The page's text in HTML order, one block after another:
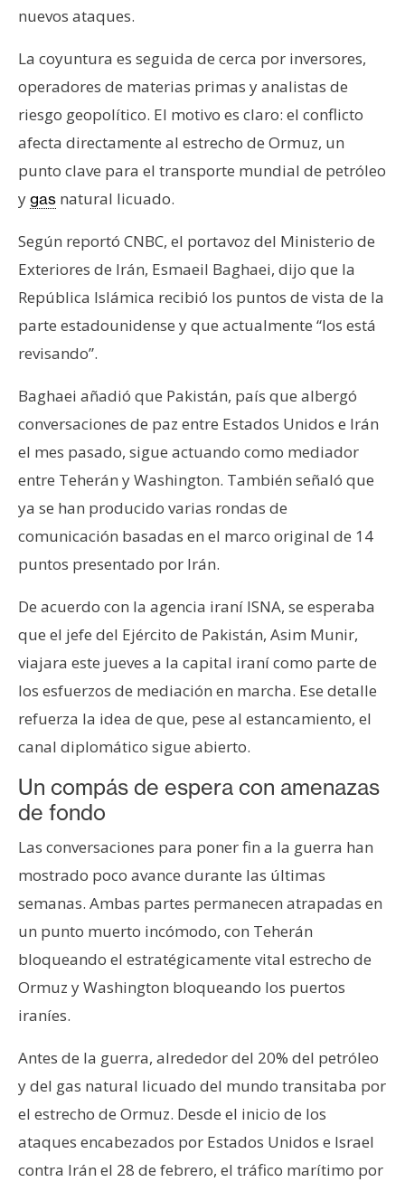
a
o
y
P
u
l
c
i
d
a
nuevos ataques.
La coyuntura es seguida de cerca por inversores,
operadores de materias primas y analistas de
riesgo geopolítico. El motivo es claro: el conflicto
afecta directamente al estrecho de Ormuz, un
punto clave para el transporte mundial de petróleo
ygas natural licuado.
Según reportó CNBC, el portavoz del Ministerio de
Exteriores de Irán, Esmaeil Baghaei, dijo que la
República Islámica recibió los puntos de vista de la
parte estadounidense y que actualmente “los está
revisando”.
Baghaei añadió que Pakistán, país que albergó
conversaciones de paz entre Estados Unidos e Irán
el mes pasado, sigue actuando como mediador
entre Teherán y Washington. También señaló que
ya se han producido varias rondas de
comunicación basadas en el marco original de 14
puntos presentado por Irán.
De acuerdo con la agencia iraní ISNA, se esperaba
que el jefe del Ejército de Pakistán, Asim Munir,
viajara este jueves a la capital iraní como parte de
los esfuerzos de mediación en marcha. Ese detalle
refuerza la idea de que, pese al estancamiento, el
canal diplomático sigue abierto.
Un compás de espera con amenazas
de fondo
Las conversaciones para poner fin a la guerra han
mostrado poco avance durante las últimas
semanas. Ambas partes permanecen atrapadas en
un punto muerto incómodo, con Teherán
bloqueando el estratégicamente vital estrecho de
Ormuz y Washington bloqueando los puertos
iraníes.
Antes de la guerra, alrededor del 20% del petróleo
y del gas natural licuado del mundo transitaba por
el estrecho de Ormuz. Desde el inicio de los
ataques encabezados por Estados Unidos e Israel
contra Irán el 28 de febrero, el tráfico marítimo por